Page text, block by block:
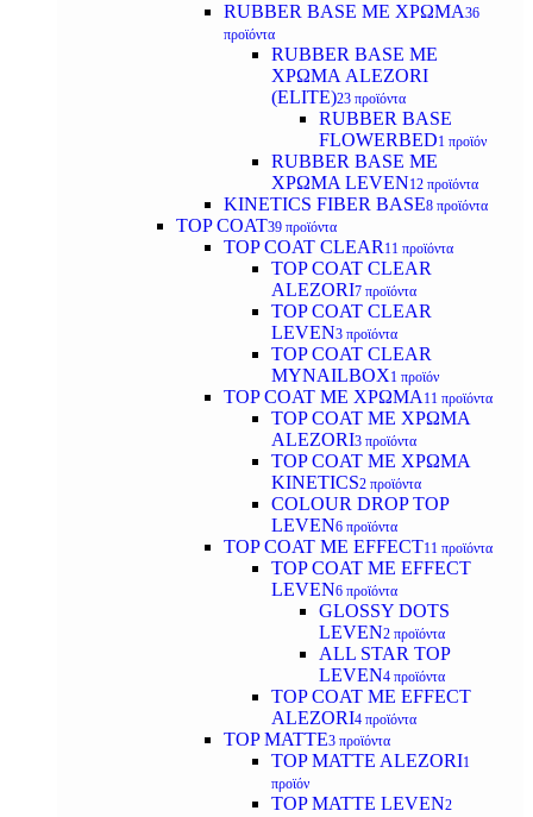
RUBBER BASE ΜΕ ΧΡΩΜΑ36
προϊόντα
RUBBER BASE ΜΕ
ΧΡΩΜΑ ALEZORI
(ELITE)23 προϊόντα
RUBBER BASE
FLOWERBED1 προϊόν
RUBBER BASE ΜΕ
ΧΡΩΜΑ LEVEN12 προϊόντα
KINETICS FIBER BASE8 προϊόντα
TOP COAT39 προϊόντα
TOP COAT CLEAR 11 προϊόντα
TOP COAT CLEAR
ALEZORI7 προϊόντα
TOP COAT CLEAR
LEVEN3 προϊόντα
TOP COAT CLEAR
MYNAILBOX1 προϊόν
TOP COAT ΜΕ ΧΡΩΜΑ 11 προϊόντα
TOP COAT ΜΕ ΧΡΩΜΑ
ALEZORI3 προϊόντα
TOP COAT ΜΕ ΧΡΩΜΑ
KINETICS2 προϊόντα
COLOUR DROP TOP
LEVEN6 προϊόντα
TOP COAT ΜΕ EFFECT11 προϊόντα
TOP COAT ME EFFECT
LEVEN6 προϊόντα
GLOSSY DOTS
LEVEN2 προϊόντα
ALL STAR TOP
LEVEN4 προϊόντα
TOP COAT ME EFFECT
ALEZORI4 προϊόντα
TOP MATTE3 προϊόντα
TOP MATTE ALEZORI1
προϊόν
TOP MATTE LEVEN2